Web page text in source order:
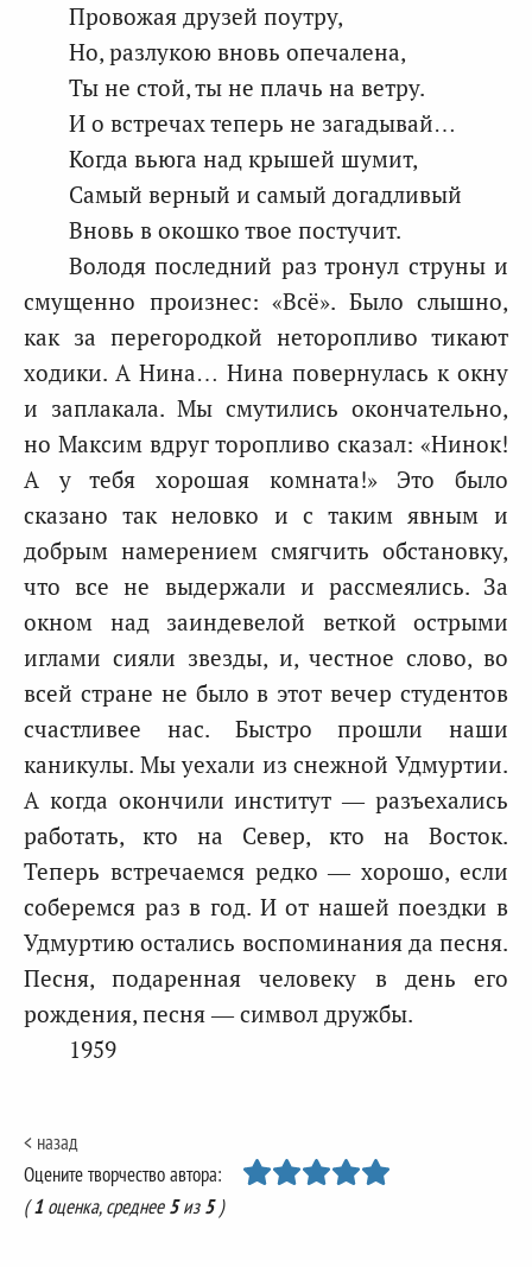
Провожая друзей поутру,
Но, разлукою вновь опечалена,
Ты не стой, ты не плачь на ветру.
И о встречах теперь не загадывай…
Когда вьюга над крышей шумит,
Самый верный и самый догадливый
Вновь в окошко твое постучит.
Володя последний раз тронул струны и
смущенно произнес: «Всё». Было слышно,
как за перегородкой неторопливо тикают
ходики. А Нина… Нина повернулась к окну
и заплакала. Мы смутились окончательно,
но Максим вдруг торопливо сказал: «Нинок!
А у тебя хорошая комната!» Это было
сказано так неловко и с таким явным и
добрым намерением смягчить обстановку,
что все не выдержали и рассмеялись. За
окном над заиндевелой веткой острыми
иглами сияли звезды, и, честное слово, во
всей стране не было в этот вечер студентов
счастливее нас. Быстро прошли наши
каникулы. Мы уехали из снежной Удмуртии.
А когда окончили институт — разъехались
работать, кто на Север, кто на Восток.
Теперь встречаемся редко — хорошо, если
соберемся раз в год. И от нашей поездки в
Удмуртию остались воспоминания да песня.
Песня, подаренная человеку в день его
рождения, песня — символ дружбы.
1959
< назад
Оцените творчество автора:
(1оценка, среднее5из5)